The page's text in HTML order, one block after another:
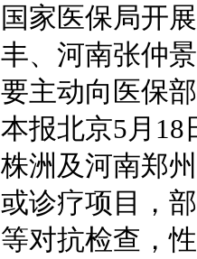
国家医保局开
丰、河南张仲
要主动向医保
本报北京5月18
株洲及河南郑
或诊疗项目，
等对抗检查，